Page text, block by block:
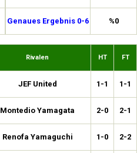
Genaues Ergebnis 0-6 %0
Rivalen HT FT
JEF United 1-1 1-1
Montedio Yamagata 2-0 2-1
Renofa Yamaguchi 1-0 2-2